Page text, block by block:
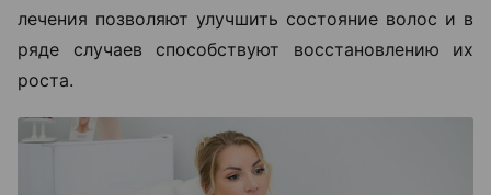
лечения позволяют улучшить состояние волос и в
ряде случаев способствуют восстановлению их
роста.